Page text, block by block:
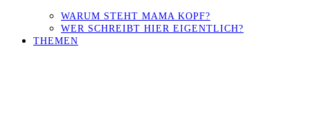
WARUM STEHT MAMA KOPF?
WER SCHREIBT HIER EIGENTLICH?
THEMEN